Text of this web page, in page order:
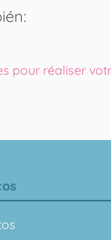
pour réaliser